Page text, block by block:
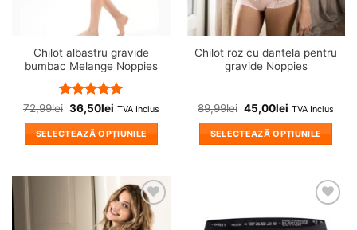
Chilot albastru gravide
bumbac Melange Noppies
Evaluat la
5din 5
72,99lei 36,50lei TVA Inclus
SELECTEAZĂ OPȚIUNILE
are
mai
multe
Chilot roz cu dantela pentru
gravide Noppies
89,99lei 45,00lei TVA Inclus
SELECTEAZĂ OPȚIUNILE
multe
❤
Adauga
Adauga